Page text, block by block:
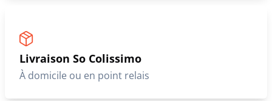
Livraison So Colissimo
À domicile ou en point relais